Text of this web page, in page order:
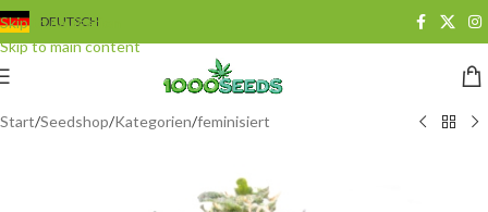
Skip to navigation
Skip to main content
DEUTSCH
Start/Seedshop/Kategorien/feminisiert